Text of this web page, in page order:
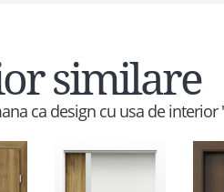
similare
ca design cu usa de interior